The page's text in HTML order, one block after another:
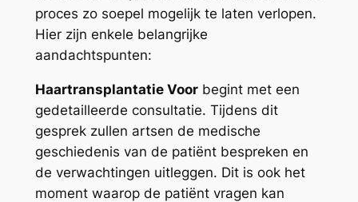
proces zo soepel mogelijk te laten verlopen.
Hier zijn enkele belangrijke
aandachtspunten:
Haartransplantatie Voorbegint met een
gedetailleerde consultatie. Tijdens dit
gesprek zullen artsen de medische
geschiedenis van de patiënt bespreken en
de verwachtingen uitleggen. Dit is ook het
moment waarop de patiënt vragen kan